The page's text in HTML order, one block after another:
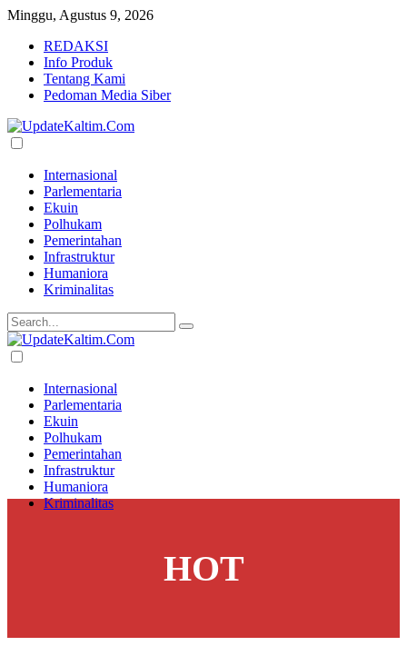
Minggu, Agustus 9, 2026
REDAKSI
Info Produk
Tentang Kami
Pedoman Media Siber
Internasional
Parlementaria
Ekuin
Polhukam
Pemerintahan
Infrastruktur
Humaniora
Kriminalitas
Internasional
Parlementaria
Ekuin
Polhukam
Pemerintahan
Infrastruktur
Humaniora
Kriminalitas
HOT